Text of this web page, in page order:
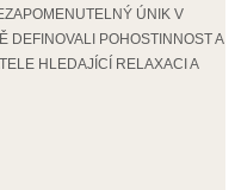
ÚNIK V
DEFINOVALI POHOSTINNOST A
HLEDAJÍCÍ RELAXACI A